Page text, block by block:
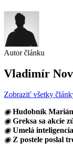
Autor článku
Vladimír
Zobraziť všetky
◉ Hudobník Marián
◉ Greksa sa akcie
◉ Umelá
◉ Z postele poslal